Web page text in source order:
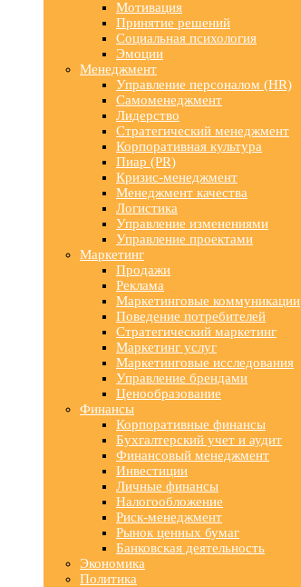
Мотивация
Принятие решений
Социальная психология
Эмоции
Менеджмент
Управление персоналом (HR)
Самоменеджмент
Лидерство
Стратегический менеджмент
Корпоративная культура
Пиар (PR)
Кризис-менеджмент
Менеджмент качества
Логистика
Управление изменениями
Управление проектами
Маркетинг
Продажи
Реклама
Маркетинговые коммуникации
Поведение потребителей
Стратегический маркетинг
Маркетинг услуг
Маркетинговые исследования
Управление брендами
Ценообразование
Финансы
Корпоративные финансы
Бухгалтерский учет и аудит
Финансовый менеджмент
Инвестиции
Личные финансы
Налогообложение
Риск-менеджмент
Рынок ценных бумаг
Банковская деятельность
Экономика
Политика